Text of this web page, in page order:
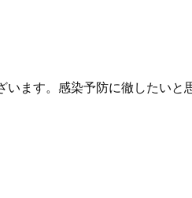
ます。感染予防に徹したいと